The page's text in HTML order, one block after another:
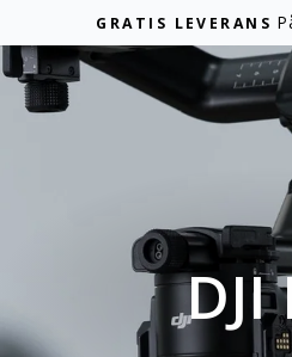
GRATIS LEVERANS
DJI